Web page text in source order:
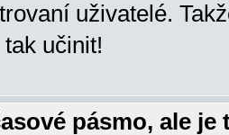
uživatelé.
učinit!
pásmo, ale je